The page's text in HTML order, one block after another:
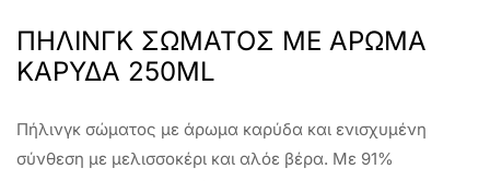
ΠΗΛΙΝΓΚ ΣΩΜΑΤΟΣ ΜΕ ΑΡΩΜΑ
ΚΑΡΥΔΑ 250ML
Πήλινγκ σώματος με άρωμα καρύδα και ενισχυμένη
σύνθεση με μελισσοκέρι και αλόε βέρα. Με 91%